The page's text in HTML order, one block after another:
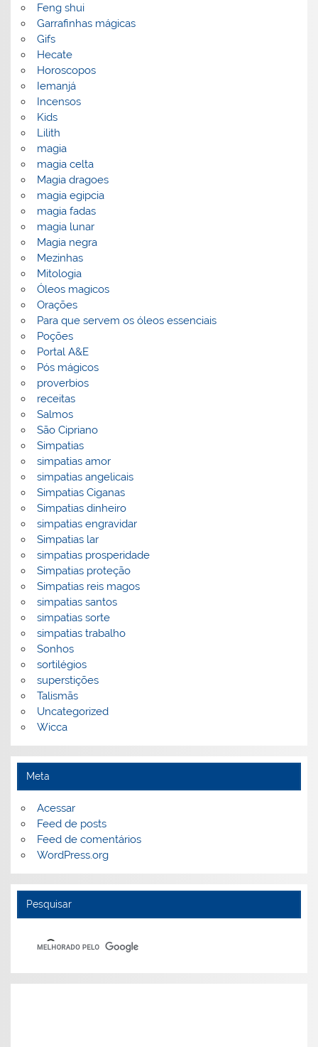
Feng shui
Garrafinhas mágicas
Gifs
Hecate
Horoscopos
Iemanjá
Incensos
Kids
Lilith
magia
magia celta
Magia dragoes
magia egipcia
magia fadas
magia lunar
Magia negra
Mezinhas
Mitologia
Óleos magicos
Orações
Para que servem os óleos essenciais
Poções
Portal A&E
Pós mágicos
proverbios
receitas
Salmos
São Cipriano
Simpatias
simpatias amor
simpatias angelicais
Simpatias Ciganas
Simpatias dinheiro
simpatias engravidar
Simpatias lar
simpatias prosperidade
Simpatias proteção
Simpatias reis magos
simpatias santos
simpatias sorte
simpatias trabalho
Sonhos
sortilégios
superstições
Talismãs
Uncategorized
Wicca
Meta
Acessar
Feed de posts
Feed de comentários
WordPress.org
Pesquisar